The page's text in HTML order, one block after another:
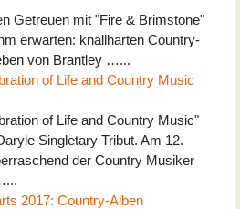
Getreuen mit "Fire & Brimstone"
erwarten: knallharten Country-
von Brantley …...
of Life and Country Music
of Life and Country Music"
Singletary Tribut. Am 12.
der Country Musiker
2017: Country-Alben